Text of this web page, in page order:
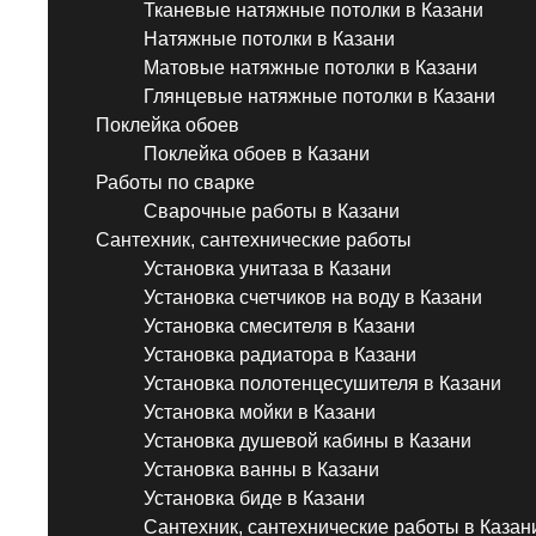
Тканевые натяжные потолки в Казани
Натяжные потолки в Казани
Матовые натяжные потолки в Казани
Глянцевые натяжные потолки в Казани
Поклейка обоев
Поклейка обоев в Казани
Работы по сварке
Сварочные работы в Казани
Сантехник, сантехнические работы
Установка унитаза в Казани
Установка счетчиков на воду в Казани
Установка смесителя в Казани
Установка радиатора в Казани
Установка полотенцесушителя в Казани
Установка мойки в Казани
Установка душевой кабины в Казани
Установка ванны в Казани
Установка биде в Казани
Сантехник, сантехнические работы в